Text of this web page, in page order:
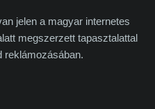
jelen a magyar internetes
megszerzett tapasztalattal
reklámozásában.